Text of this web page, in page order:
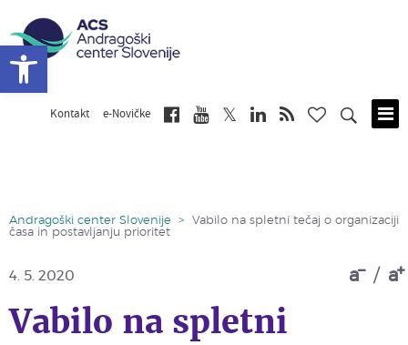
Kontakt e-Novičke
Andragoški center Slovenije >
Vabilo na spletni tečaj o organizaciji
časa in postavljanju prioritet
a / a
4. 5. 2020
Vabilo na spletni
Open toolbar